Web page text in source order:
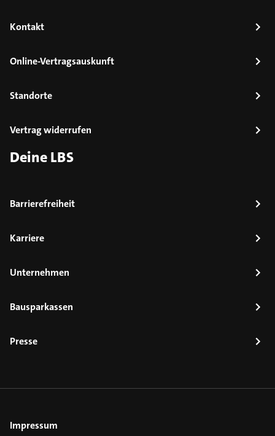
Kontakt
Online-Vertragsauskunft
Standorte
Vertrag widerrufen
Deine LBS
Barrierefreiheit
Karriere
Unternehmen
Bausparkassen
Presse
Impressum